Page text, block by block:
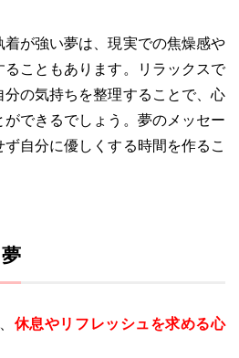
が強い夢は、現実での焦燥感や
こともあります。リラックスで
分の気持ちを整理することで、心
できるでしょう。夢のメッセー
自分に優しくする時間を作るこ
休息やリフレッシュを求める心